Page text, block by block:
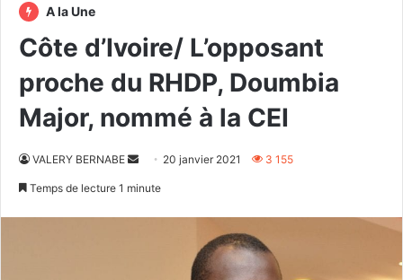
A la Une
Côte d’Ivoire/ L’opposant
proche du RHDP, Doumbia
Major, nommé à la CEI
VALERY BERNABE
Envoyer20 janvier 2021 3 155
Temps de lecture 1 minute